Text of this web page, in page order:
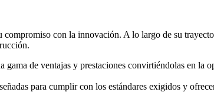
compromiso con la innovación. A lo largo de su
de ventajas y prestaciones convirtiéndolas en la
para cumplir con los estándares exigidos y